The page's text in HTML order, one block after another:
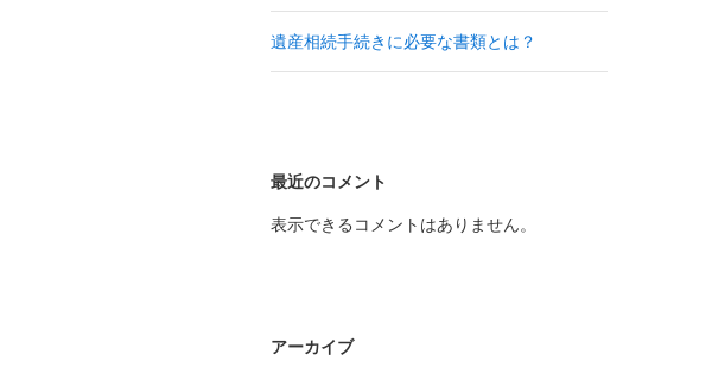
遺産相続手続きに必要な書類とは？
最近のコメント
表示できるコメントはありません。
アーカイブ